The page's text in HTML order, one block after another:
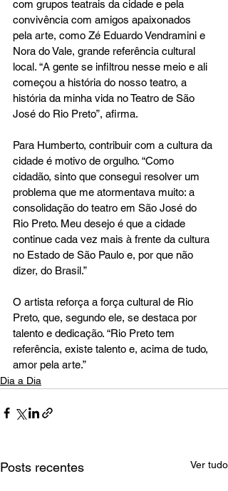
com grupos teatrais da cidade e pela
convivência com amigos apaixonados
pela arte, como Zé Eduardo Vendramini e
Nora do Vale, grande referência cultural
local. “A gente se infiltrou nesse meio e ali
começou a história do nosso teatro, a
história da minha vida no Teatro de São
José do Rio Preto”, afirma.
Para Humberto, contribuir com a cultura da
cidade é motivo de orgulho. “Como
cidadão, sinto que consegui resolver um
problema que me atormentava muito: a
consolidação do teatro em São José do
Rio Preto. Meu desejo é que a cidade
continue cada vez mais à frente da cultura
no Estado de São Paulo e, por que não
dizer, do Brasil.”
O artista reforça a força cultural de Rio
Preto, que, segundo ele, se destaca por
talento e dedicação. “Rio Preto tem
referência, existe talento e, acima de tudo,
amor pela arte.”
Dia a Dia
Posts recentes Ver tudo